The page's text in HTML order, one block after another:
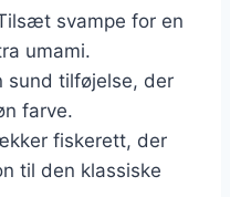
svampe for en
umami.
sund tilføjelse, der
farve.
fiskerett, der
til den klassiske